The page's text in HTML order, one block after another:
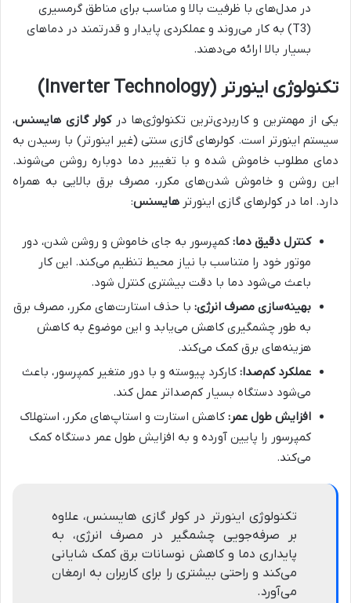
در مدل‌های با ظرفیت بالا و مناسب برای مناطق گرمسیری
(T3) به کار می‌روند و عملکردی پایدار و قدرتمند در دماهای
بسیار بالا ارائه می‌دهند.
تکنولوژی اینورتر (Inverter Technology)
یکی از مهمترین و کاربردی‌ترین تکنولوژی‌ها درکولر گازی هایسنس،
سیستم اینورتر است. کولرهای گازی سنتی (غیر اینورتر) با رسیدن به
دمای مطلوب خاموش شده و با تغییر دما دوباره روشن می‌شوند.
این روشن و خاموش شدن‌های مکرر، مصرف برق بالایی به همراه
دارد. اما در کولرهای گازی اینورتر هایسنس:
کنترل دقیق دما: کمپرسور به جای خاموش و روشن شدن، دور
موتور خود را متناسب با نیاز محیط تنظیم می‌کند. این کار
باعث می‌شود دما با دقت بیشتری کنترل شود.
بهینه‌سازی مصرف انرژی: با حذف استارت‌های مکرر، مصرف برق
به طور چشمگیری کاهش می‌یابد و این موضوع به کاهش
هزینه‌های برق کمک می‌کند.
عملکرد کم‌صدا: کارکرد پیوسته و با دور متغیر کمپرسور، باعث
می‌شود دستگاه بسیار کم‌صداتر عمل کند.
افزایش طول عمر: کاهش استارت و استاپ‌های مکرر، استهلاک
کمپرسور را پایین آورده و به افزایش طول عمر دستگاه کمک
می‌کند.
تکنولوژی اینورتر در کولر گازی هایسنس، علاوه
بر صرفه‌جویی چشمگیر در مصرف انرژی، به
پایداری دما و کاهش نوسانات برق کمک شایانی
می‌کند و راحتی بیشتری را برای کاربران به ارمغان
می‌آورد.